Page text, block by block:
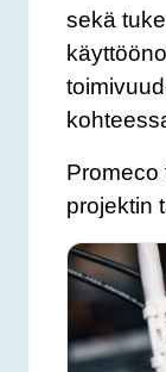
sekä
Promeco
projektin